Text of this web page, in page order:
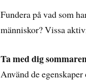
Fundera på vad som
människor? Vissa
Ta med dig
Använd de